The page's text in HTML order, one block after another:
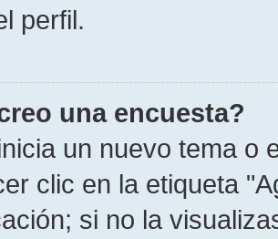
perfil.
una encuesta?
un nuevo tema o
clic en la etiqueta
si no la